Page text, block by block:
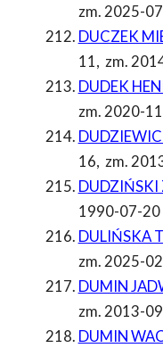
zm. 2025-
DUCZEK
11, zm.
DUDEK
zm. 2020-
16, zm.
DUDZIŃSKI
1990-07-20
DULIŃSKA
zm. 2025-
DUMIN
zm. 2013-
DUMIN